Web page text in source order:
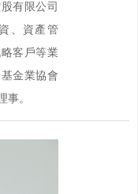
有限公司
、資產管
客戶等業
金業協會
事。